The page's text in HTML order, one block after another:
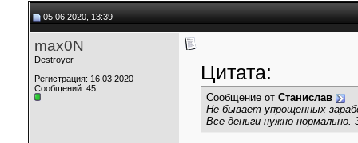
05.06.2020, 13:39
max0N
Destroyer
Регистрация: 16.03.2020
Сообщений: 45
Цитата:
Сообщение от Станислав
Не бывает упрощенных
Все деньги нужно